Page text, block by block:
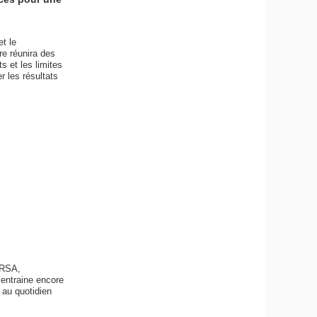
le
réunira des
et les limites
les résultats
encore
quotidien